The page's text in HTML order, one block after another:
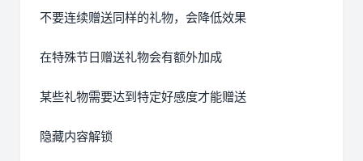
不要连续赠送同样的礼物，会降低效果
在特殊节日赠送礼物会有额外加成
某些礼物需要达到特定好感度才能赠送
隐藏内容解锁